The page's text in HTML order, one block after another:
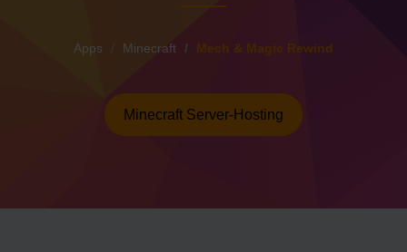
Apps Minecraft Mech & Magic Rewind
Minecraft Server-Hosting